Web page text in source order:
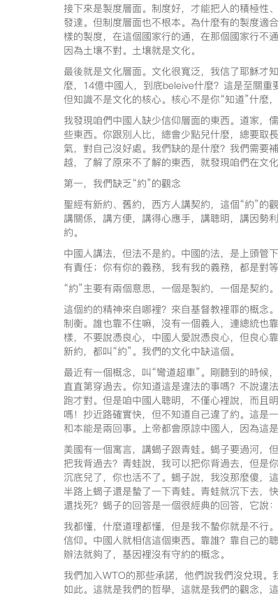
接下來是製度層面。制度好，才能把人的積極性
發達。但制度層面也不根本。為什麼有的製度適
樣的製度，在這個國家行的通，在那個國家行不
因為土壤不對。土壤就是文化。
最後就是文化層面。文化很寬泛，我信了耶穌才
麼，14億中國人，到底beleive什麼？這是至關重
但知識不是文化的核心。核心不是你“知道”什麼
我發現咱們中國人缺少信仰層面的東西。道家，
些東西。你跟別人比，總會少點兒什麼，總要取
氣，對自己沒好處。我們缺的是什麼？我們需要
越，了解了原來不了解的東西，就發現咱們在文
第一，我們缺乏“約”的觀念
聖經有新約、舊約，西方人講契約，這個“約”的
講關係，講方便，講得心應手，講聰明，講因勢
約。
中國人講法，但法不是約。中國的法，是上頭管
有責任；你有你的義務，我有我的義務，都是對
“約”主要有兩個意思，一個是製約，一個是契約
這個約的精神來自哪裡？來自基督教裡罪的概念
制衡。誰也靠不住嘛，沒有一個義人，連總統也
樣，不要說憑良心，中國人愛說憑良心，但良心
新約，都叫“約”。我們的文化中缺這個。
最近有一個概念，叫“彎道超車”。剛聽到的時候
直直第穿過去。你知道這是違法的事嗎？不說違
跑才對。但是咱中國人聰明，不僅心裡說，而且
嗎！抄近路確實快，但不知道自己違了約。這是
和本能是兩回事。上帝都會原諒中國人，因為這
美國有一個寓言，講蝎子跟青蛙。蝎子要過河，
把我背過去？青蛙說，我可以把你背過去，但是
沉底兒了，你也活不了。蝎子說，我沒那麼傻，
半路上蝎子還是蟄了一下青蛙。青蛙就沉下去，
還找死？蝎子的回答是一個很經典的回答，它說
我都懂，什麼道理都懂，但是我不蟄你就是不行
信仰。中國人就相信這個東西。靠誰？靠自己的
辦法就夠了，基因裡沒有守約的概念。
我們加入WTO的那些承諾，他們說我們沒兌現
如此。這就是我們的哲學，這就是我們的觀念，